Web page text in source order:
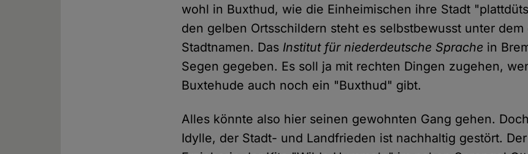
wohl in Buxthud, wie die Einheimischen ihre Stadt
den gelben Ortsschildern steht es selbstbewusst unter
Stadtnamen. Das Institut für niederdeutsche Sprache in
Segen gegeben. Es soll ja mit rechten Dingen zugehen,
Buxtehude auch noch ein "Buxthud" gibt.
Alles könnte also hier seinen gewohnten Gang gehen.
Idylle, der Stadt- und Landfrieden ist nachhaltig gestört.